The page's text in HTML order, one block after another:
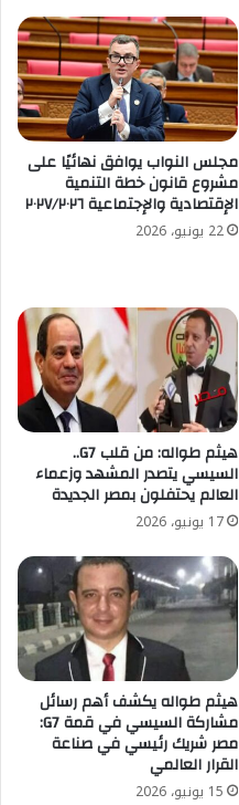
مجلس النواب يوافق نهائيًا على
مشروع قانون خطة التنمية
الإقتصادية والإجتماعية ٢٠٢٧/٢٠٢٦
22 يونيو، 2026
هيثم طواله: من قلب G7..
السيسي يتصدر المشهد وزعماء
العالم يحتفلون بمصر الجديدة
17 يونيو، 2026
هيثم طواله يكشف أهم رسائل
مشاركة السيسي في قمة G7:
مصر شريك رئيسي في صناعة
القرار العالمي
15 يونيو، 2026